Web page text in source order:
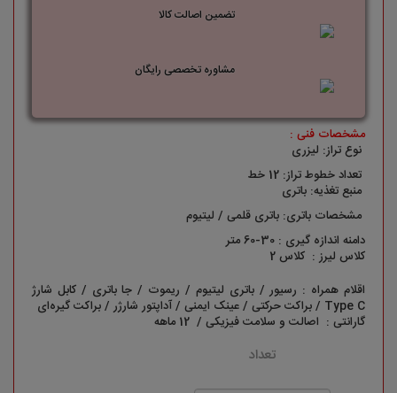
تضمین اصالت کالا
مشاوره تخصصی رایگان
مشخصات فنی :
نوع تراز: لیزری
تعداد خطوط تراز: 12 خط
منبع تغذیه: باتری
مشخصات باتری: باتری قلمی / لیتیوم
دامنه اندازه گیری : 30-60 متر
کلاس لیرز : کلاس 2
اقلام همراه : رسیور / باتری لیتیوم / ریموت / جا باتری / کابل شارژ
Type C / براکت حرکتی / عینک ایمنی / آداپتور شارژر / براکت گیره‌ای
گارانتی : اصالت و سلامت فیزیکی / 12 ماهه
تعداد